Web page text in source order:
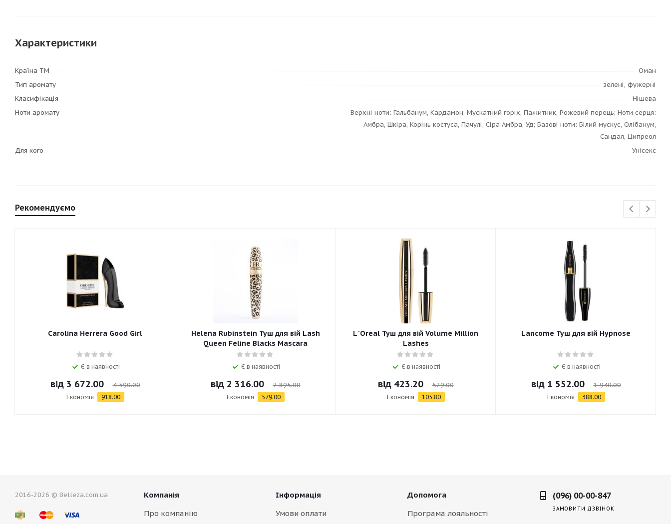
Характеристики
Країна ТМ
Оман
Тип аромату
зелені, фужерні
Класифікація
Нішева
Ноти аромату
Верхні ноти: Гальбанум, Кардамон, Мускатний горіх, Пажитник, Рожевий перець; Ноти серця:
Амбра, Шкіра, Корінь костуса, Пачулі, Сіра Амбра, Уд; Базові ноти: Білий мускус, Олібанум,
Сандал, Ципреол
Для кого
Унісекс
Рекомендуємо
Carolina Herrera Good Girl
Є в наявності
від 3 672.00 4 590.00
Економія 918.00
Helena Rubinstein Туш для вій Lash
Queen Feline Blacks Mascara
Є в наявності
від 2 316.00 2 895.00
Економія 579.00
L`Oreal Туш для вій Volume Million
Lashes
Є в наявності
від 423.20 529.00
Економія 105.80
Lancome Туш для вій Hypnose
Є в наявності
від 1 552.00 1 940.00
Економія 388.00
2016-2026 © Belleza.com.ua
Компанія
Про компанію
Інформація
Умови оплати
Допомога
Програма лояльності
(096) 00-00-847
ЗАМОВИТИ ДЗВІНОК